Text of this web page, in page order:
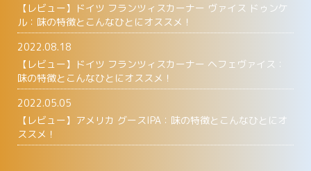
【レビュー】ドイツ フランツィスカーナー ヴァイス ドゥンケ
ル：味の特徴とこんなひとにオススメ！
2022.08.18
【レビュー】ドイツ フランツィスカーナー ヘフェヴァイス：
味の特徴とこんなひとにオススメ！
2022.05.05
【レビュー】アメリカ グースIPA：味の特徴とこんなひとにオ
ススメ！